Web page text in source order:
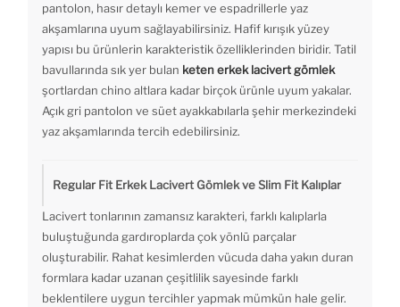
pantolon, hasır detaylı kemer ve espadrillerle yaz
akşamlarına uyum sağlayabilirsiniz. Hafif kırışık yüzey
yapısı bu ürünlerin karakteristik özelliklerinden biridir. Tatil
bavullarında sık yer bulan keten erkek lacivert gömlek
şortlardan chino altlara kadar birçok ürünle uyum yakalar.
Açık gri pantolon ve süet ayakkabılarla şehir merkezindeki
yaz akşamlarında tercih edebilirsiniz.
Regular Fit Erkek Lacivert Gömlek ve Slim Fit Kalıplar
Lacivert tonlarının zamansız karakteri, farklı kalıplarla
buluştuğunda gardıroplarda çok yönlü parçalar
oluşturabilir. Rahat kesimlerden vücuda daha yakın duran
formlara kadar uzanan çeşitlilik sayesinde farklı
beklentilere uygun tercihler yapmak mümkün hale gelir.